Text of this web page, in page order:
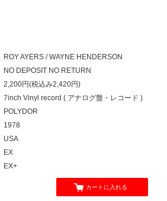
ROY AYERS / WAYNE HENDERSON
NO DEPOSIT NO RETURN
2,200円(税込み2,420円)
7inch Vinyl record ( アナログ盤・レコード )
POLYDOR
1978
USA
EX
EX+
カートに入れる